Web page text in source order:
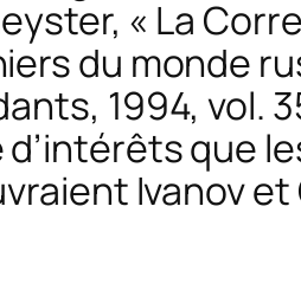
« La
du monde
, 1994, vol.
que
Ivanov